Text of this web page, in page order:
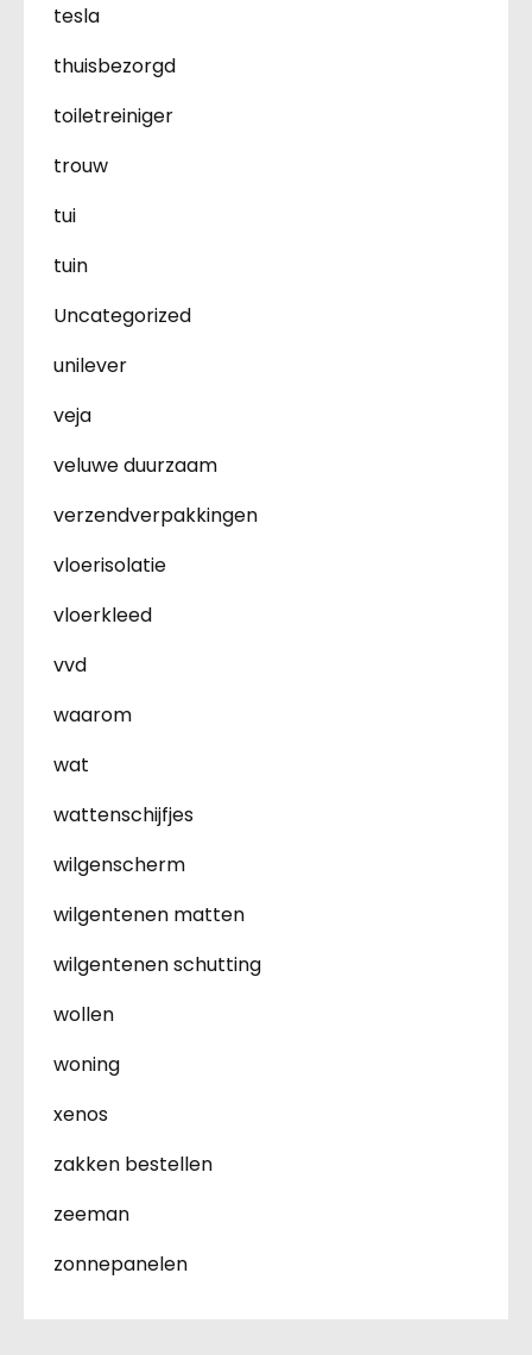
tesla
thuisbezorgd
toiletreiniger
trouw
tui
tuin
Uncategorized
unilever
veja
veluwe duurzaam
verzendverpakkingen
vloerisolatie
vloerkleed
vvd
waarom
wat
wattenschijfjes
wilgenscherm
wilgentenen matten
wilgentenen schutting
wollen
woning
xenos
zakken bestellen
zeeman
zonnepanelen